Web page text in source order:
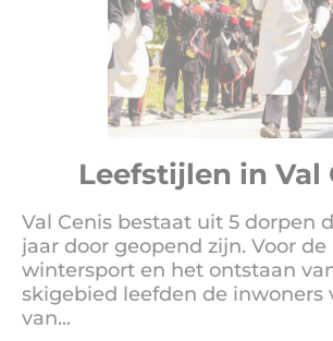
Leefstijlen in Val
Val Cenis bestaat uit 5 dorpen
jaar door geopend zijn. Voor
wintersport en het ontstaan
skigebied leefden de inwoners
van...